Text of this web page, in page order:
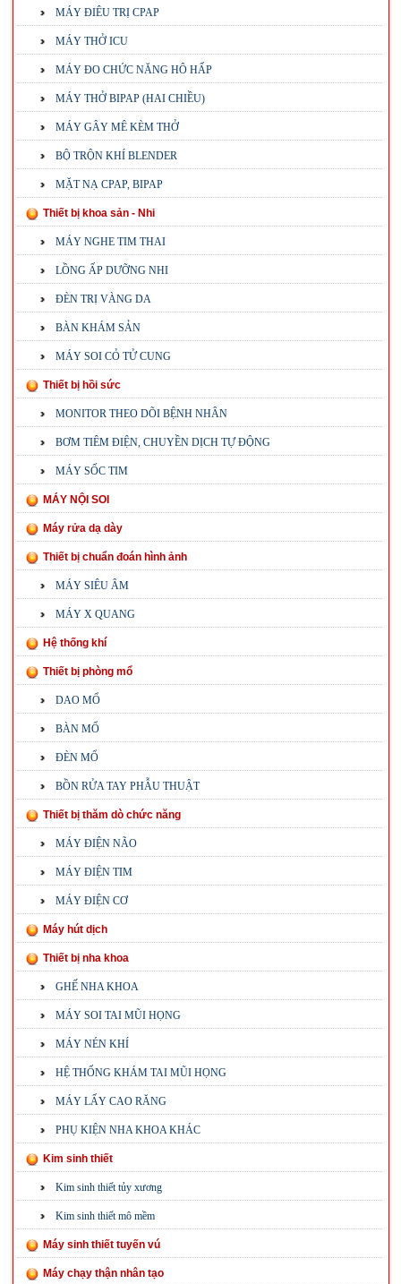
MÁY ĐIÊU TRỊ CPAP
MÁY THỞ ICU
MÁY ĐO CHỨC NĂNG HÔ HẤP
MÁY THỞ BIPAP (HAI CHIỀU)
MÁY GÂY MÊ KÈM THỞ
BỘ TRỘN KHÍ BLENDER
MẶT NẠ CPAP, BIPAP
Thiết bị khoa sản - Nhi
MÁY NGHE TIM THAI
LỒNG ẤP DƯỠNG NHI
ĐÈN TRỊ VÀNG DA
BÀN KHÁM SẢN
MÁY SOI CỎ TỬ CUNG
Thiết bị hồi sức
MONITOR THEO DÕI BỆNH NHÂN
BƠM TIÊM ĐIỆN, CHUYỀN DỊCH TỰ ĐỘNG
MÁY SỐC TIM
MÁY NỘI SOI
Máy rửa dạ dày
Thiết bị chuẩn đoán hình ảnh
MÁY SIÊU ÂM
MÁY X QUANG
Hệ thống khí
Thiết bị phòng mổ
DAO MỔ
BÀN MỔ
ĐÈN MỔ
BỒN RỬA TAY PHẪU THUẬT
Thiết bị thăm dò chức năng
MÁY ĐIỆN NÃO
MÁY ĐIỆN TIM
MÁY ĐIỆN CƠ
Máy hút dịch
Thiết bị nha khoa
GHẾ NHA KHOA
MÁY SOI TAI MŨI HỌNG
MÁY NÉN KHÍ
HỆ THỐNG KHÁM TAI MŨI HỌNG
MÁY LẤY CAO RĂNG
PHỤ KIỆN NHA KHOA KHÁC
Kim sinh thiết
Kim sinh thiết tủy xương
Kim sinh thiết mô mềm
Máy sinh thiết tuyến vú
Máy chạy thận nhân tạo